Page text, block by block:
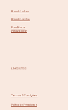
Hora da Leitura
Hora do Lanche
Para Brincar
Para Decorar
LINKS ÚTEIS
Termos & Condições
Política de Privacidade